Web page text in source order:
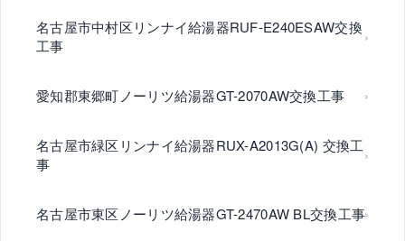
名古屋市中村区リンナイ給湯器RUF-E240ESAW交換
工事
愛知郡東郷町ノーリツ給湯器GT-2070AW交換工事
名古屋市緑区リンナイ給湯器RUX-A2013G(A) 交換工
事
名古屋市東区ノーリツ給湯器GT-2470AW BL交換工事